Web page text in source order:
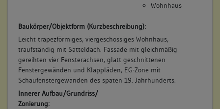
Wohnhaus
Baukörper/Objektform (Kurzbeschreibung):
Leicht trapezförmiges, viergeschossiges Wohnhaus,
traufständig mit Satteldach. Fassade mit gleichmäßig
gereihten vier Fensterachsen, glatt geschnittenen
Fenstergewänden und Klappläden, EG-Zone mit
Schaufenstergewänden des späten 19. Jahrhunderts.
Innerer Aufbau/Grundriss/
Zonierung: